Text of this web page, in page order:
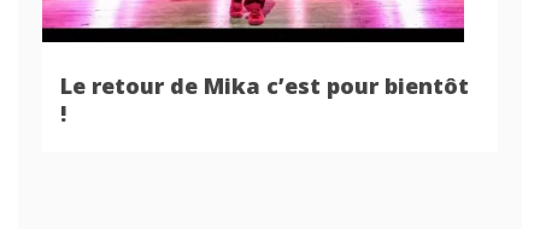
Le retour de Mika c’est pour bientôt
!